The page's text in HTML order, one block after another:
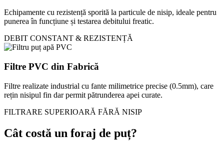
Echipamente cu rezistență sporită la particule de nisip, ideale pentru
punerea în funcțiune și testarea debitului freatic.
DEBIT CONSTANT & REZISTENȚĂ
Filtre PVC din Fabrică
Filtre realizate industrial cu fante milimetrice precise (0.5mm), care
rețin nisipul fin dar permit pătrunderea apei curate.
FILTRARE SUPERIOARĂ FĂRĂ NISIP
Cât costă un foraj de puț?